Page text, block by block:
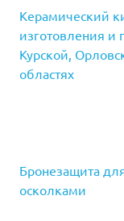
Керамический
изготовления и
Курской,
областях
Бронезащита
осколками